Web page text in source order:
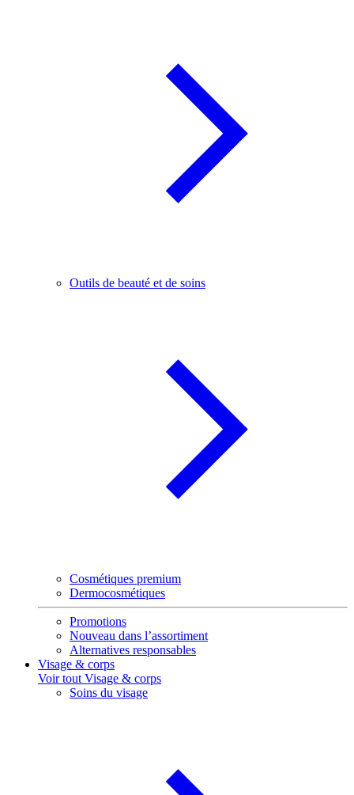
Outils de beauté et de soins
Cosmétiques premium
Dermocosmétiques
Promotions
Nouveau dans l’assortiment
Alternatives responsables
Visage & corps
Voir tout Visage & corps
Soins du visage